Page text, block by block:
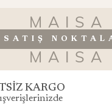
MAISA
SATIŞ
MAISA
KARGO